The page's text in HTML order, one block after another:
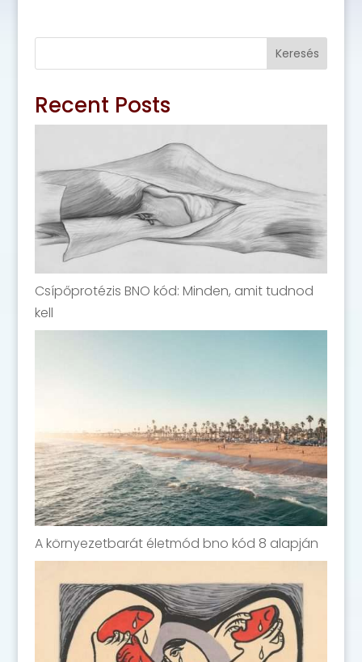
Keresés
Recent Posts
Csípőprotézis BNO kód: Minden, amit tudnod
kell
A környezetbarát életmód bno kód 8 alapján